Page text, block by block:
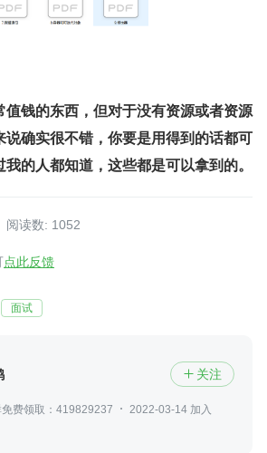
钱的东西，但对于没有资源或者资源
确实很不错，你要是用得到的话都可
的人都知道，这些都是可以拿到的。
阅读数: 1052
点此反馈
面试
 关注
费领取：419829237
2022-03-14 加入